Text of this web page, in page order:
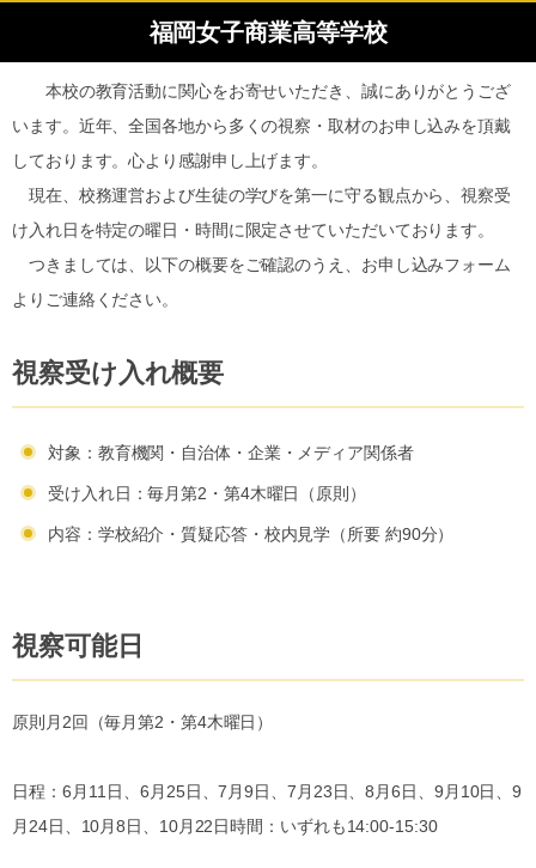
福岡女子商業高等学校
本校の教育活動に関心をお寄せいただき、誠にありがとうござ
います。近年、全国各地から多くの視察・取材のお申し込みを頂戴
しております。心より感謝申し上げます。
現在、校務運営および生徒の学びを第一に守る観点から、視察受
け入れ日を特定の曜日・時間に限定させていただいております。
つきましては、以下の概要をご確認のうえ、お申し込みフォーム
よりご連絡ください。
視察受け入れ概要
対象：教育機関・自治体・企業・メディア関係者
受け入れ日：毎月第2・第4木曜日（原則）
内容：学校紹介・質疑応答・校内見学（所要 約90分）
視察可能日
原則月2回（毎月第2・第4木曜日）
日程：6月11日、6月25日、7月9日、7月23日、8月6日、9月10日、9
月24日、10月8日、10月22日時間：いずれも14:00-15:30